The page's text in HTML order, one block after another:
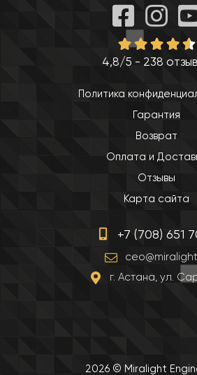
4,8/5 - 238
Политика
Гарантия
Возврат
Оплата и
Отзывы
Карта сайта
+7 (708) 651
г. Астана, ул.
2026 © Miralight